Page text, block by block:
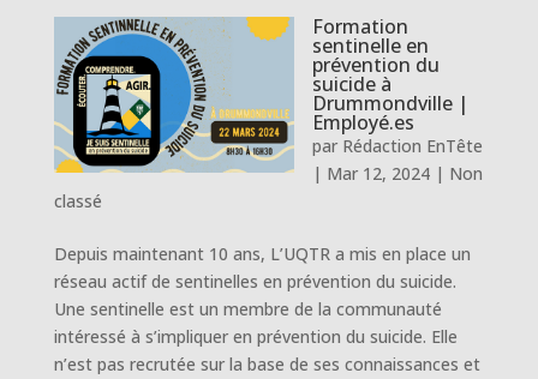
Formation
sentinelle en
prévention du
suicide à
Drummondville |
Employé.es
par Rédaction EnTête
| Mar 12, 2024| Non
classé
Depuis maintenant 10 ans, L’UQTR a mis en place un
réseau actif de sentinelles en prévention du suicide.
Une sentinelle est un membre de la communauté
intéressé à s’impliquer en prévention du suicide. Elle
n’est pas recrutée sur la base de ses connaissances et